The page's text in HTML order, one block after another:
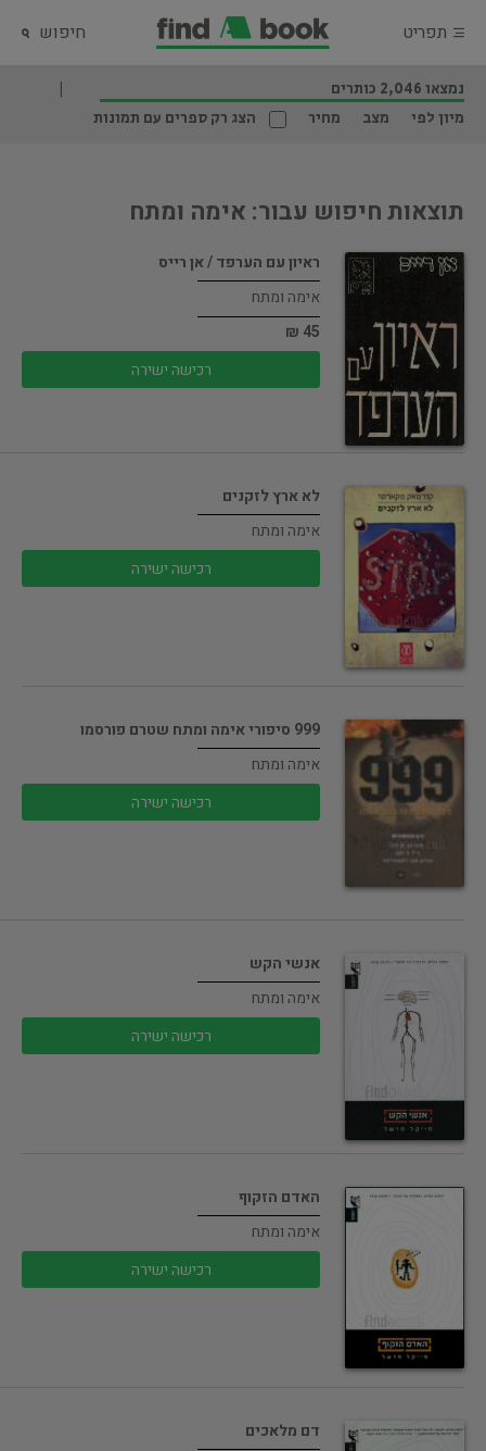
תפריט חיפוש
נמצאו 2,046 כותרים
מיון לפי
מצב מחיר הצג רק ספרים עם תמונות
תוצאות חיפוש עבור: אימה ומתח
ראיון עם הערפד / אן רייס
אימה ומתח
45 ₪
רכישה ישירה
לא ארץ לזקנים
אימה ומתח
רכישה ישירה
999 סיפורי אימה ומתח שטרם פורסמו
אימה ומתח
רכישה ישירה
אנשי הקש
אימה ומתח
רכישה ישירה
האדם הזקוף
אימה ומתח
רכישה ישירה
דם מלאכים